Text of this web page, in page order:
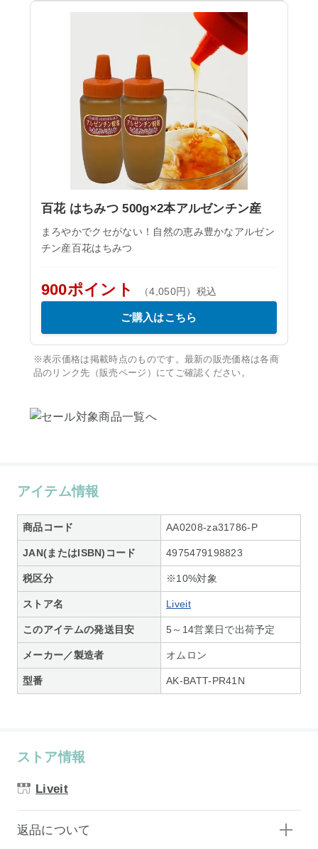
百花 はちみつ 500g×2本アルゼンチン産
まろやかでクセがない！自然の恵み豊かなアルゼン
チン産百花はちみつ
900ポイント （4,050円）税込
ご購入はこちら
※表示価格は掲載時点のものです。最新の販売価格は各商
品のリンク先（販売ページ）にてご確認ください。
アイテム情報
商品コード AA0208-za31786-P
JAN(またはISBN)コード 4975479198823
税区分 ※10%対象
ストア名 Liveit
このアイテムの発送目安 5～14営業日で出荷予定
メーカー／製造者 オムロン
型番 AK-BATT-PR41N
ストア情報
Liveit
返品について